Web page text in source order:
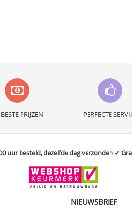
PRIJZEN PERFECTE
besteld, dezelfde dag verzonden ✓
NIEUWSBRIEF